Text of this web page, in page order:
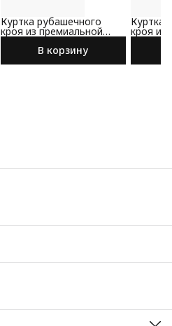
Куртка рубашечного
кроя из премиальной
замши
В корзину
Куртка
кроя из
замши